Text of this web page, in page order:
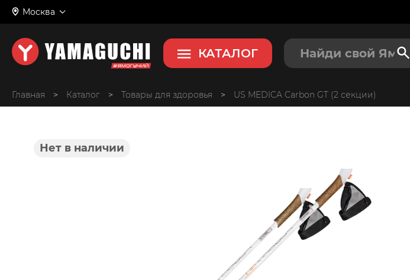
Москва
КАТАЛОГ
Главная > > Товары для здоровья > US MEDICA Carbon GT (2 секции)
Нет в наличии